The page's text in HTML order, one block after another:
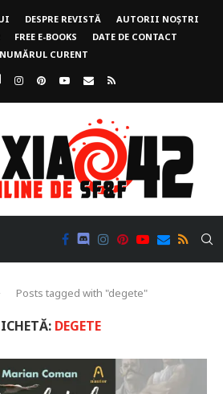
DESPRE REVISTĂ
AUTORII NOȘTRI
FREE E-BOOKS
DATE DE CONTACT
NUMĂRUL CURENT
Posts tagged with "degete"
DEGETE